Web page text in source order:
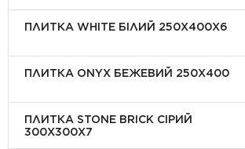
ПЛИТКА WHITE БІЛИЙ 250Х400Х6
ПЛИТКА ONYX БЕЖЕВИЙ 250X400
ПЛИТКА STONE BRICK СІРИЙ
300Х300X7